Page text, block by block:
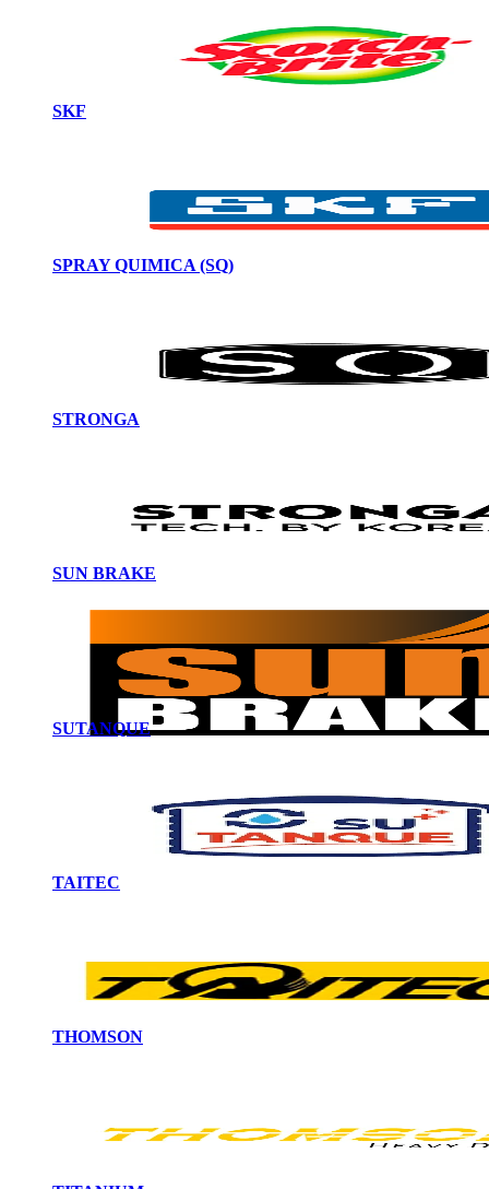
SKF
SPRAY QUIMICA (SQ)
STRONGA
SUN BRAKE
SUTANQUE
TAITEC
THOMSON